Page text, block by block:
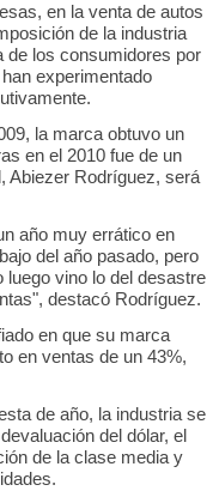
en la venta de autos
de la industria
de los consumidores por
experimentado
la marca obtuvo un
en el 2010 fue de un
Abiezer Rodríguez, será
año muy errático en
del año pasado, pero
vino lo del desastre
destacó Rodríguez.
en que su marca
en ventas de un 43%,
de año, la industria se
del dólar, el
de la clase media y